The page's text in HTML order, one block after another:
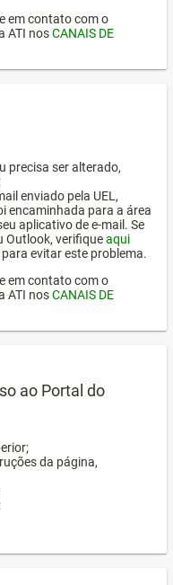
em contato com o
ATI nosCANAIS DE
precisa ser alterado,
enviado pela UEL,
encaminhada para a área
aplicativo de e-mail. Se
Outlook, verifiqueaqui
evitar este problema.
em contato com o
ATI nosCANAIS DE
ao Portal do
da página,